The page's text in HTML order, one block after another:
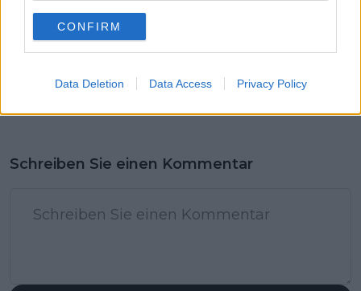
CONFIRM
Data Deletion Data Access Privacy Policy
Schreiben Sie einen Kommentar